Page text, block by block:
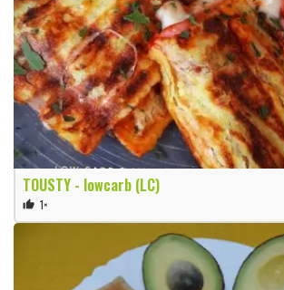
TOUSTY - lowcarb (LC)
thumb_up 1×